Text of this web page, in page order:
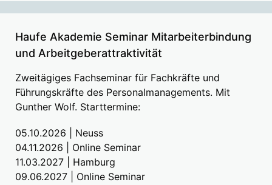
Haufe Akademie Seminar Mitarbeiterbindung
und Arbeitgeberattraktivität
Zweitägiges Fachseminar für Fachkräfte und
Führungskräfte des Personalmanagements. Mit
Gunther Wolf. Starttermine:
05.10.2026 | Neuss
04.11.2026 | Online Seminar
11.03.2027 | Hamburg
09.06.2027 | Online Seminar